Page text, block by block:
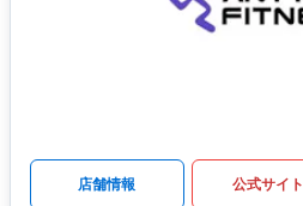
店舗情報 公式サイト